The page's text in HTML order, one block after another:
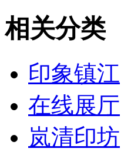
相关分类
印象镇江
在线展厅
岚清印坊